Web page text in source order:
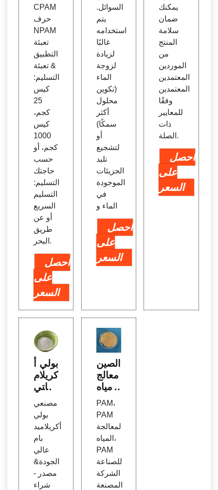
CPAM
حرف
NPAM
تعبئة
التطبيق
& تعبئة
التسليم:
كيس
25
كجم،
كيس
1000
كجم، أو
حسب
حاجتك
التسليم:
التسليم
السريع
أو عن
طريق
البحر.
احصل
على
السعر
السوائل.
يتم
استخدامه
غالبًا
لزيادة
لزوجة
الماء
(تكوين
محلول
أكثر
سمكًا)
أو
لتشجيع
تلبد
الجزيئات
الموجودة
في
الماء و
احصل
على
السعر
يمكنك
ضمان
سلامة
المنتج
من
الموردين
المعتمدين
المعتمدين
وفقًا
للمعايير
ذات
الصلة.
احصل
على
السعر
بولي أ
كريلام
يد كاتي
msd
s بول
ي أكر
يلاميد
كاتيو
مصنعي
بولي
أكريلاميد
بام
عالي
الجودة&
مصدر -
شراء
الصين
معالج
ة مياه
الصر
ف ال
صحي
بولي أ
كريلام
M
PAM،
PAM
لمعالجة
المياه،
PAM
للصناعة
الشركة
المصنعة